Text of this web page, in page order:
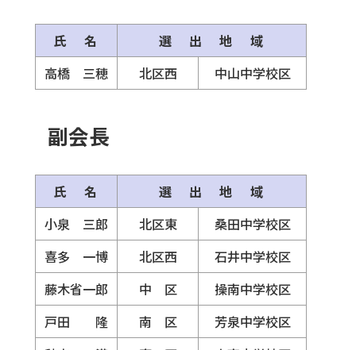
氏 名
選 出 地 域
高橋 三穂
北区西 中山中学校区
副会長
氏 名
選 出 地 域
小泉 三郎
北区東
桑田中学校区
喜多 一博
北区西
石井中学校区
藤木省一郎
中 区
操南中学校区
戸田 隆
南 区
芳泉中学校区